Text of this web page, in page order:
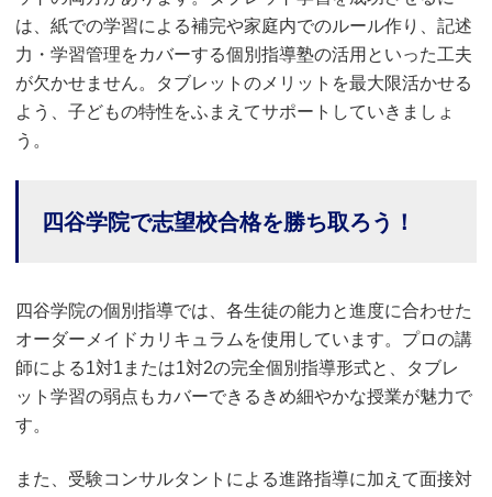
は、紙での学習による補完や家庭内でのルール作り、記述
力・学習管理をカバーする個別指導塾の活用といった工夫
が欠かせません。タブレットのメリットを最大限活かせる
よう、子どもの特性をふまえてサポートしていきましょ
う。
四谷学院で志望校合格を勝ち取ろう！
四谷学院の個別指導では、各生徒の能力と進度に合わせた
オーダーメイドカリキュラムを使用しています。プロの講
師による1対1または1対2の完全個別指導形式と、タブレ
ット学習の弱点もカバーできるきめ細やかな授業が魅力で
す。
また、受験コンサルタントによる進路指導に加えて面接対